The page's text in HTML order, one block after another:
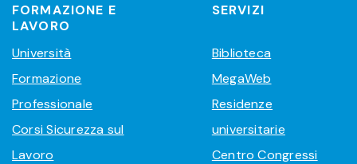
FORMAZIONE E
LAVORO
Università
Formazione
Professionale
Corsi Sicurezza sul
Lavoro
SERVIZI
Biblioteca
MegaWeb
Residenze
universitarie
Centro Congressi